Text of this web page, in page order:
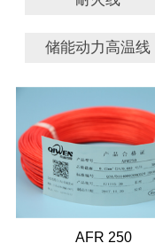
储能动力高温线
AFR 250